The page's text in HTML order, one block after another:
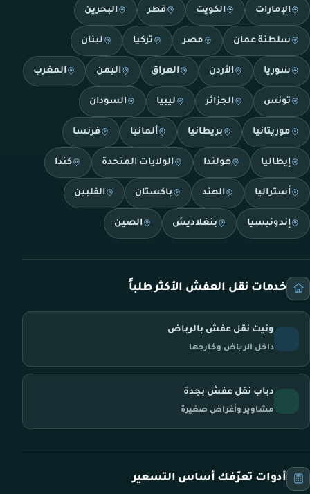
الإمارات الكويت قطر البحرين
سلطنة عمان مصر تركيا لبنان
سوريا الأردن العراق اليمن المغرب
تونس الجزائر ليبيا السودان
موريتانيا بريطانيا ألمانيا فرنسا
إيطاليا هولندا الولايات المتحدة كندا
أستراليا الهند باكستان الفلبين
إندونيسيا بنغلاديش الصين
خدمات نقل العفش الأكثر طلباً
ونيت نقل عفش بالرياض
داخل الرياض وخارجها
دباب نقل عفش بجدة
مشاوير وأغراض صغيرة
أدوات تعرّفك أساس التسعير